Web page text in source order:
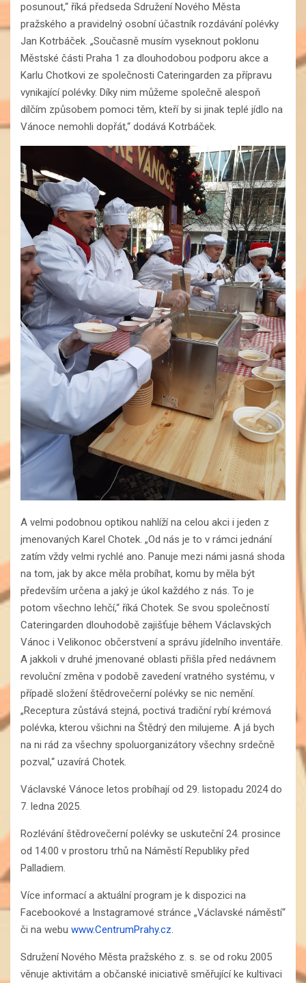
posunout,“ říká předseda Sdružení Nového Města
pražského a pravidelný osobní účastník rozdávání polévky
Jan Kotrbáček. „Současně musím vyseknout poklonu
Městské části Praha 1 za dlouhodobou podporu akce a
Karlu Chotkovi ze společnosti Cateringarden za přípravu
vynikající polévky. Díky nim můžeme společně alespoň
dílčím způsobem pomoci těm, kteří by si jinak teplé jídlo na
Vánoce nemohli dopřát,“ dodává Kotrbáček.
A velmi podobnou optikou nahlíží na celou akci i jeden z
jmenovaných Karel Chotek. „Od nás je to v rámci jednání
zatím vždy velmi rychlé ano. Panuje mezi námi jasná shoda
na tom, jak by akce měla probíhat, komu by měla být
především určena a jaký je úkol každého z nás. To je
potom všechno lehčí,“ říká Chotek. Se svou společností
Cateringarden dlouhodobě zajišťuje během Václavských
Vánoc i Velikonoc občerstvení a správu jídelního inventáře.
A jakkoli v druhé jmenované oblasti přišla před nedávnem
revoluční změna v podobě zavedení vratného systému, v
případě složení štědrovečerní polévky se nic nemění.
„Receptura zůstává stejná, poctivá tradiční rybí krémová
polévka, kterou všichni na Štědrý den milujeme. A já bych
na ni rád za všechny spoluorganizátory všechny srdečně
pozval,“ uzavírá Chotek.
Václavské Vánoce letos probíhají od 29. listopadu 2024 do
7. ledna 2025.
Rozlévání štědrovečerní polévky se uskuteční 24. prosince
od 14:00 v prostoru trhů na Náměstí Republiky před
Palladiem.
Více informací a aktuální program je k dispozici na
Facebookové a Instagramové stránce „Václavské náměstí“
či na webu www.CentrumPrahy.cz.
Sdružení Nového Města pražského z. s. se od roku 2005
věnuje aktivitám a občanské iniciativě směřující ke kultivaci